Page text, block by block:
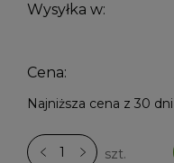
Wysyłka w:
Cena:
Najniższa cena z 30
szt.